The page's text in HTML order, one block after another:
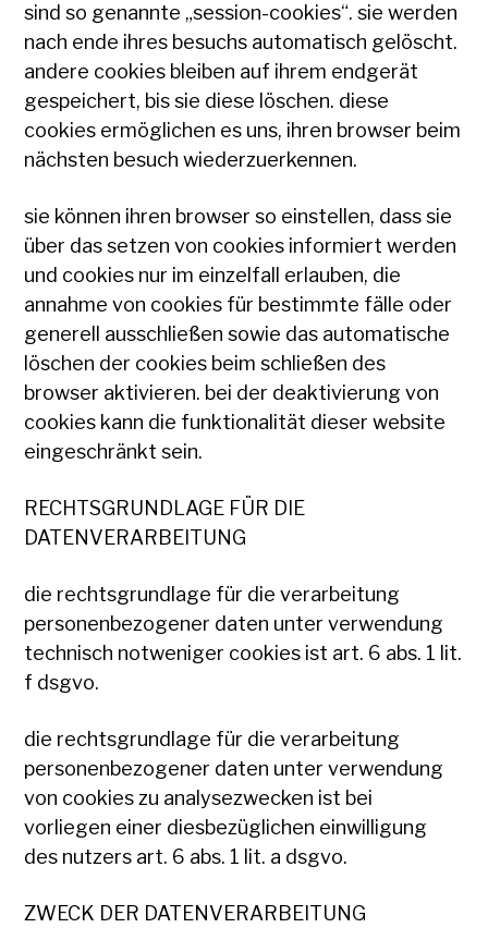
sind so genannte „session-cookies“. sie werden
nach ende ihres besuchs automatisch gelöscht.
andere cookies bleiben auf ihrem endgerät
gespeichert, bis sie diese löschen. diese
cookies ermöglichen es uns, ihren browser beim
nächsten besuch wiederzuerkennen.
sie können ihren browser so einstellen, dass sie
über das setzen von cookies informiert werden
und cookies nur im einzelfall erlauben, die
annahme von cookies für bestimmte fälle oder
generell ausschließen sowie das automatische
löschen der cookies beim schließen des
browser aktivieren. bei der deaktivierung von
cookies kann die funktionalität dieser website
eingeschränkt sein.
RECHTSGRUNDLAGE FÜR DIE
DATENVERARBEITUNG
die rechtsgrundlage für die verarbeitung
personenbezogener daten unter verwendung
technisch notweniger cookies ist art. 6 abs. 1 lit.
f dsgvo.
die rechtsgrundlage für die verarbeitung
personenbezogener daten unter verwendung
von cookies zu analysezwecken ist bei
vorliegen einer diesbezüglichen einwilligung
des nutzers art. 6 abs. 1 lit. a dsgvo.
ZWECK DER DATENVERARBEITUNG